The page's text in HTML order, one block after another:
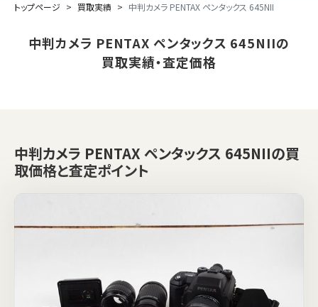
トップページ 買取実績 中判カメラ PENTAX ペンタックス 645NII
中判カメラ PENTAX ペンタックス 645NIIの
買取実績・査定価格
中判カメラ PENTAX ペンタックス 645NIIの買
取価格と査定ポイント